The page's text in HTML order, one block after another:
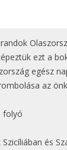
-
a bokor alatt
egész
az
folyó
és